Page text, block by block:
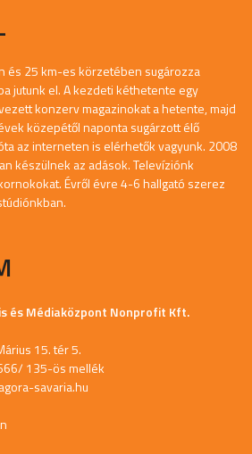
és 25 km-es körzetében sugározza
jutunk el. A kezdeti kéthetente egy
konzerv magazinokat a hetente, majd
közepétől naponta sugárzott élő
az interneten is elérhetők vagyunk. 2008
készülnek az adások. Televíziónk
Évről évre 4-6 hallgató szerez
és Médiaközpont Nonprofit Kft.
15. tér 5.
135-ös mellék
savaria.hu